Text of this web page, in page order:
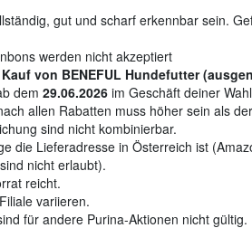
gut und scharf erkennbar sein.
werden nicht akzeptiert
von BENEFUL Hundefutter
dem 29.06.2026 im Geschäft deiner
allen Rabatten muss höher sein als
sind nicht kombinierbar.
die Lieferadresse in Österreich ist
nicht erlaubt).
reicht.
variieren.
für andere Purina-Aktionen nicht gültig.